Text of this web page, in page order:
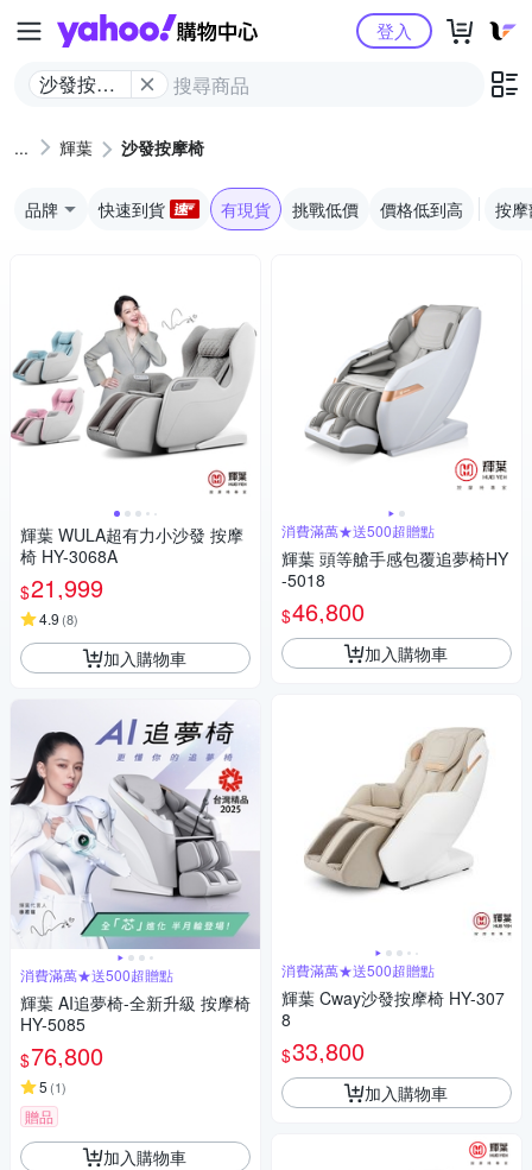
Yahoo購物中心
沙發按摩
登入
輝葉 沙發按摩椅
品牌 快速到貨 有現貨 挑戰低價 價格低到高 按
輝葉 WULA超有力小沙發 按摩
椅 HY-3068A
$21,999
4.9 (8)
加入購物車
消費滿萬★送500超贈點
輝葉 AI追夢椅-全新升級 按摩椅
HY-5085
$76,800
5 (1)
贈品
加入購物車
消費滿萬★送500超贈點
輝葉 頭等艙手感包覆追夢椅HY
-5018
$46,800
加入購物車
消費滿萬★送500超贈點
輝葉 Cway沙發按摩椅 HY-307
8
$33,800
加入購物車